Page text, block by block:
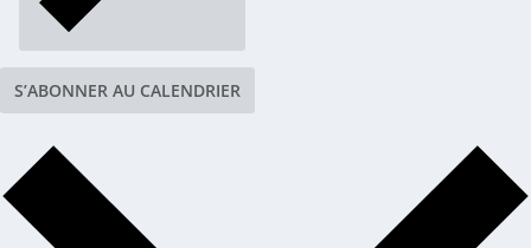
S’ABONNER AU CALENDRIER